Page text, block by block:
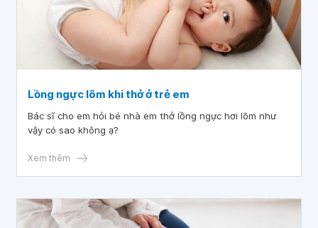
Lồng ngực lõm khi thở ở trẻ em
Bác sĩ cho em hỏi bé nhà em thở lồng ngực hơi lõm như
vậy có sao không ạ?
Xem thêm